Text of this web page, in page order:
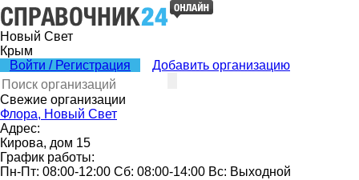
Новый Свет
Крым
Войти / Регистрация
Добавить организацию
Свежие организации
Флора, Новый Свет
Адрес:
Кирова, дом 15
График работы:
Пн-Пт: 08:00-12:00 Сб: 08:00-14:00 Вс: Выходной